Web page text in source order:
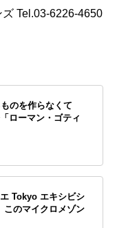
Tel.03-6226-4650
のを作らなくて
ローマン・ゴティ
Tokyo エキシビシ
このマイクロメゾン